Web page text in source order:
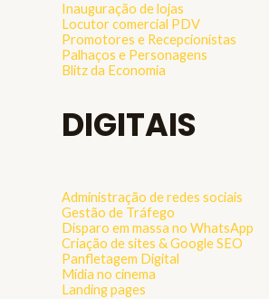
Inauguração de lojas
Locutor comercial PDV
Promotores e Recepcionistas
Palhaços e Personagens
Blitz da Economia
DIGITAIS
Administração de redes sociais
Gestão de Tráfego
Disparo em massa no WhatsApp
Criação de sites & Google SEO
Panfletagem Digital
Mídia no cinema
Landing pages